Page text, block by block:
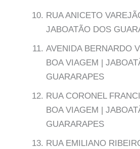
RUA ANICETO
JABOATÃO DOS
AVENIDA BERNARDO
BOA VIAGEM |
GUARARAPES
RUA CORONEL
BOA VIAGEM |
GUARARAPES
RUA EMILIANO